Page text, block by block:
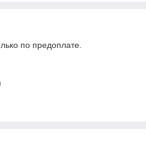
по предоплате.